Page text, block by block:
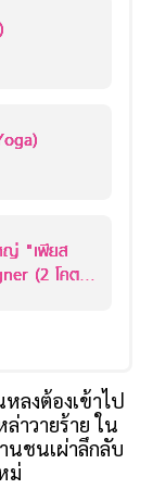
ญ่ "เพียส
(2 โคตร
ลงต้องเข้าไป
าวายร้าย ใน
นชนเผ่าลึกลับ
ม่